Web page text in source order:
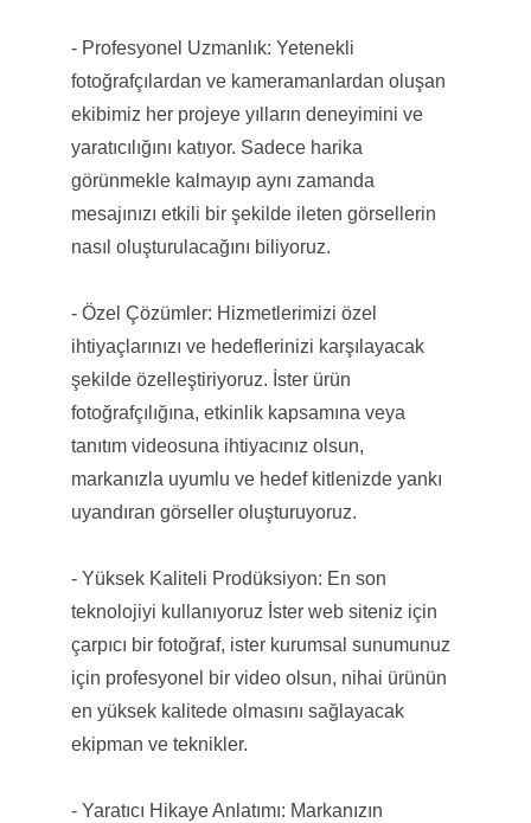
- Profesyonel Uzmanlık: Yetenekli
fotoğrafçılardan ve kameramanlardan oluşan
ekibimiz her projeye yılların deneyimini ve
yaratıcılığını katıyor. Sadece harika
görünmekle kalmayıp aynı zamanda
mesajınızı etkili bir şekilde ileten görsellerin
nasıl oluşturulacağını biliyoruz.
- Özel Çözümler: Hizmetlerimizi özel
ihtiyaçlarınızı ve hedeflerinizi karşılayacak
şekilde özelleştiriyoruz. İster ürün
fotoğrafçılığına, etkinlik kapsamına veya
tanıtım videosuna ihtiyacınız olsun,
markanızla uyumlu ve hedef kitlenizde yankı
uyandıran görseller oluşturuyoruz.
- Yüksek Kaliteli Prodüksiyon: En son
teknolojiyi kullanıyoruz İster web siteniz için
çarpıcı bir fotoğraf, ister kurumsal sunumunuz
için profesyonel bir video olsun, nihai ürünün
en yüksek kalitede olmasını sağlayacak
ekipman ve teknikler.
- Yaratıcı Hikaye Anlatımı: Markanızın